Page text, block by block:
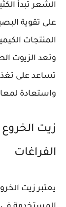
الشعر تبدأ
على تقوية
المنتجات
وتعد الزيوت
تساعد على
واستعادة
زيت
الفراغات
يعتبر زيت